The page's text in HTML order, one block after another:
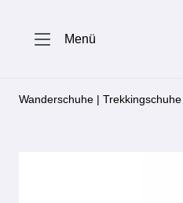
Menü
Wanderschuhe | Trekkingschuhe